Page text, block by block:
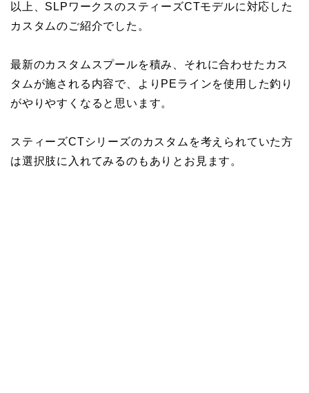
以上、SLPワークスのスティーズCTモデルに対応した
カスタムのご紹介でした。
最新のカスタムスプールを積み、それに合わせたカス
タムが施される内容で、よりPEラインを使用した釣り
がやりやすくなると思います。
スティーズCTシリーズのカスタムを考えられていた方
は選択肢に入れてみるのもありとお見ます。